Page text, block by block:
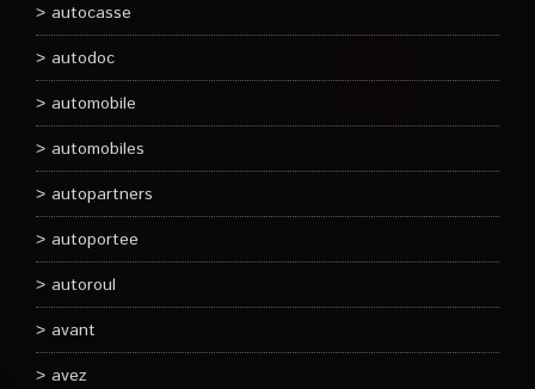
autocasse
autodoc
automobile
automobiles
autopartners
autoportee
autoroul
avant
avez